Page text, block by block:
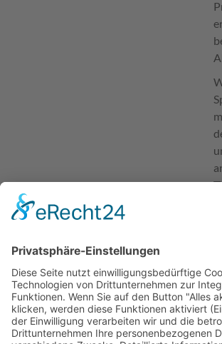
Ansprechpartner für Bewerbungen